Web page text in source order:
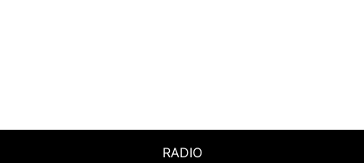
RADIO